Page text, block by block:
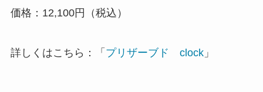
価格：12,100円（税込）
詳しくはこちら：「 プリザーブド clock」